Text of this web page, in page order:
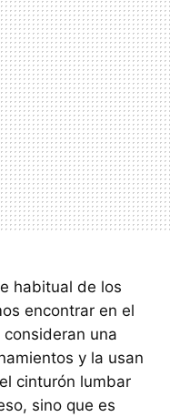
habitual de los
encontrar en el
una
y la usan
cinturón lumbar
sino que es